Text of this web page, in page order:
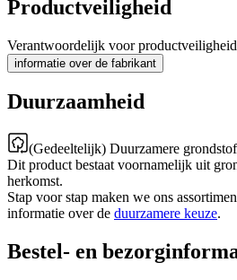
Productveiligheid
Verantwoordelijk voor
informatie over de fabrikant
Duurzaamheid
(Gedeeltelijk) Duurzamere
Dit product bestaat voornamelijk uit
herkomst.
Stap voor stap maken we ons
informatie over de duurzamere keuze.
Bestel- en